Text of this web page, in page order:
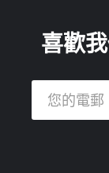
喜歡